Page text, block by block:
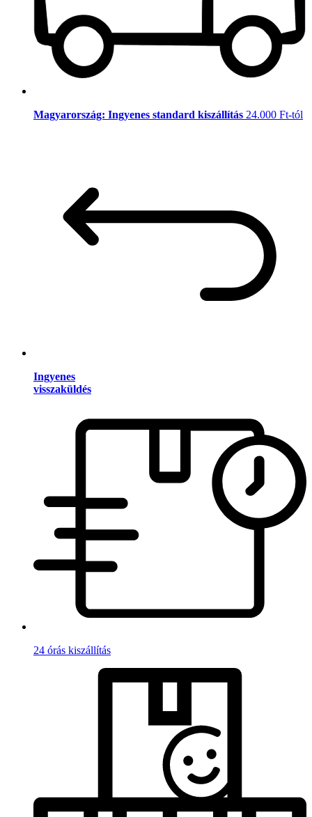
Magyarország: Ingyenes standard kiszállítás 24.000 Ft-tól
Ingyenes
visszaküldés
24 órás kiszállítás